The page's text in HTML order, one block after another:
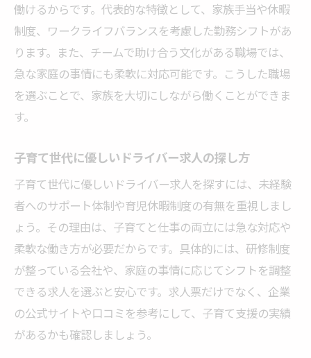
働けるからです。代表的な特徴として、家族手当や休暇
制度、ワークライフバランスを考慮した勤務シフトがあ
ります。また、チームで助け合う文化がある職場では、
急な家庭の事情にも柔軟に対応可能です。こうした職場
を選ぶことで、家族を大切にしながら働くことができま
す。
子育て世代に優しいドライバー求人の探し方
子育て世代に優しいドライバー求人を探すには、未経験
者へのサポート体制や育児休暇制度の有無を重視しまし
ょう。その理由は、子育てと仕事の両立には急な対応や
柔軟な働き方が必要だからです。具体的には、研修制度
が整っている会社や、家庭の事情に応じてシフトを調整
できる求人を選ぶと安心です。求人票だけでなく、企業
の公式サイトや口コミを参考にして、子育て支援の実績
があるかも確認しましょう。